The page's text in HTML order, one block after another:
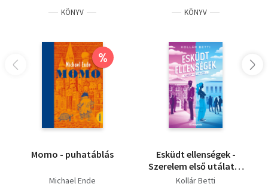
KÖNYV
%
Momo - puhatáblás
Michael Ende
KÖNYV
Esküdt ellenségek -
Szerelem első utálatra
1. - (Különleges kiadás)
Kollár Betti